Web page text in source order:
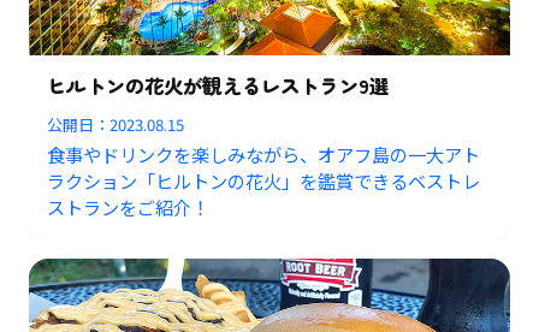
ヒルトンの花火が観えるレストラン9選
公開日：2023.08.15
食事やドリンクを楽しみながら、オアフ島の一大アト
ラクション「ヒルトンの花火」を鑑賞できるベストレ
ストランをご紹介！